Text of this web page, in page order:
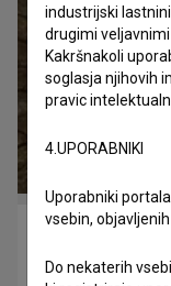
industrijski lastnini
drugimi veljavnimi
Kakršnakoli
soglasja njihovih
pravic
4.UPORABNIKI
Uporabniki
vsebin,
Do nekaterih